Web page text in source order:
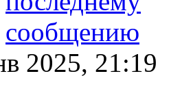
2025, 21:19